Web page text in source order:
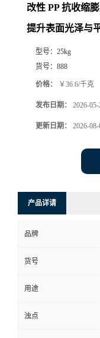
改性 PP 抗收缩
提升表面光泽与
型号： 25kg
货号： 888
价格： ￥36.6/千克
发布日期： 2026-05-
更新日期： 2026-08-
产品详请
品牌
货号
用途
浊点